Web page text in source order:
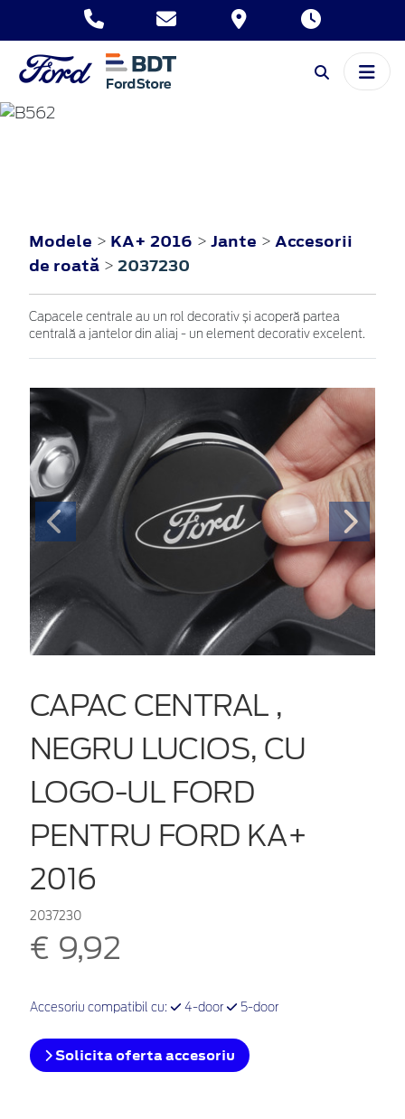
Modele > KA+ 2016 > Jante > Accesorii
de roată > 2037230
Capacele centrale au un rol decorativ și acoperă partea
centrală a jantelor din aliaj - un element decorativ excelent.
CAPAC CENTRAL ,
NEGRU LUCIOS, CU
LOGO-UL FORD
PENTRU FORD KA+
2016
2037230
€ 9,92
Accesoriu compatibil cu: 4-door 5-door
Solicita oferta accesoriu